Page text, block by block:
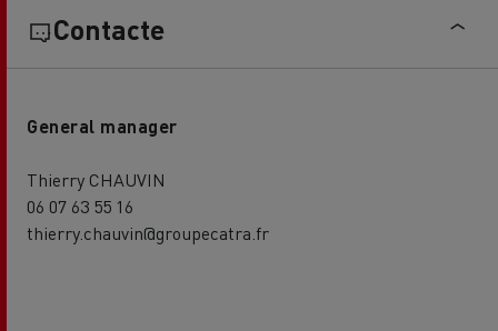
Contacte
General manager
Thierry CHAUVIN
06 07 63 55 16
thierry.chauvin@groupecatra.fr